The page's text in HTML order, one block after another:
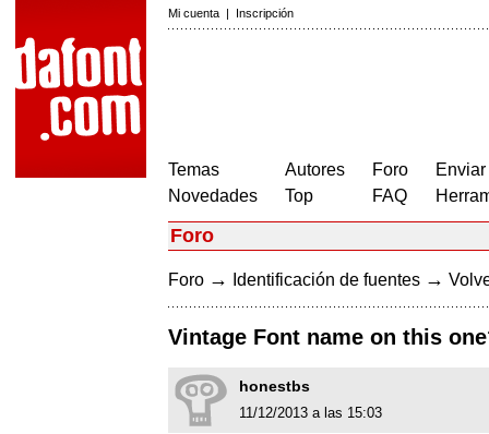
Mi cuenta | Inscripción
Temas
Novedades
Autores
Top
Foro
FAQ
Foro
Foro → Identificación de fuentes →
Vintage Font name on this
honestbs
11/12/2013 a las 15:03